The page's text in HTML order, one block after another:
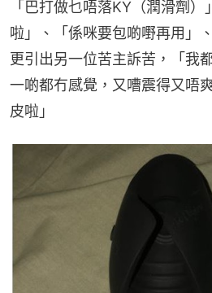
「巴打做乜唔落KY（潤滑劑
啦」、「係咪要包啲嘢再用」
更引出另一位苦主訴苦，「我
一啲都冇感覺，又嘈震得又唔
皮啦」